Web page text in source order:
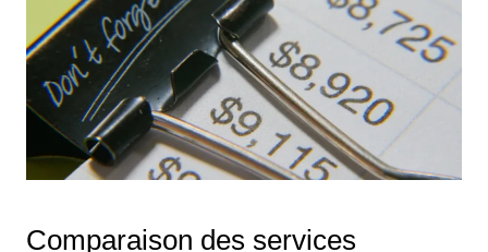
Comparaison des services